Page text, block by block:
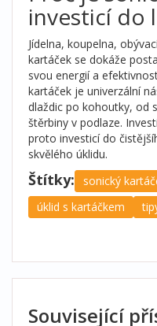
investicí do
Jídelna, koupelna,
kartáček se dokáže
svou energií a
kartáček je univerzální
dlaždic po kohoutky, od
štěrbiny v podlaze.
proto investicí do
skvělého úklidu.
Štítky: sonický
úklid s kartáčkem
Související